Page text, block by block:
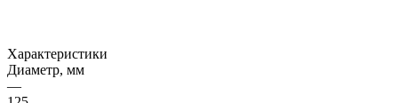
Характеристики
Диаметр, мм
—